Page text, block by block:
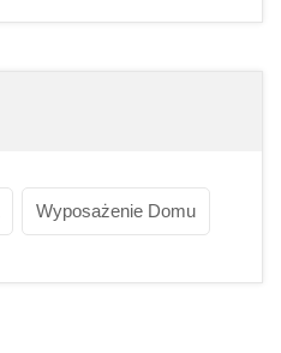
Wyposażenie Domu